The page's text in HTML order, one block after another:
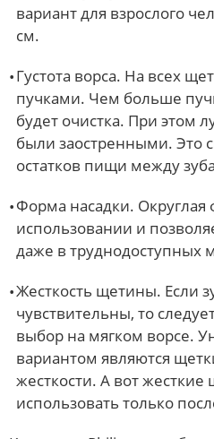
вариант для взрослого
см.
Густота ворса. На всех
пучками. Чем больше
будет очистка. При этом
были заостренными. Это
остатков пищи между
Форма насадки. Округлая
использовании и
даже в труднодоступных
Жесткость щетины. Если
чувствительны, то
выбор на мягком ворсе.
вариантом являются
жесткости. А вот
использовать только